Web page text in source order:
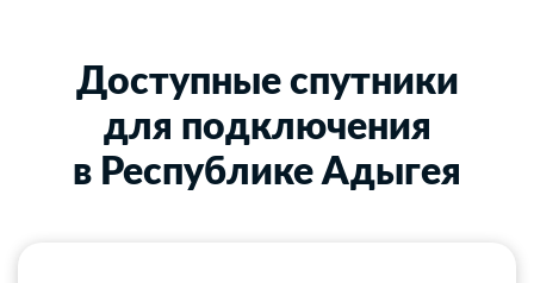
Доступные спутники
для подключения
в Республике Адыгея